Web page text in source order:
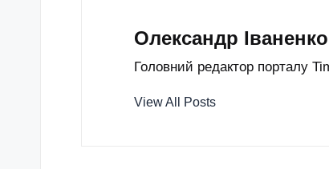
Олександр Іваненко
Головний редактор порталу
View All Posts